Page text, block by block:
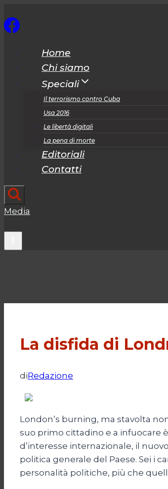
al
Home
Chi siamo
Speciali
Il terrorismo contro Cuba
Usa 2016
Le libertà digitali
La pena di morte
Editoriali
Contatti
Media
La disfida di
diRedazione
London’s burning, ma stavolta
suo primo cittadino e a infuocare
d’interesse internazionale, il
politica generale del Paese. Sei i
personalità politiche, più che